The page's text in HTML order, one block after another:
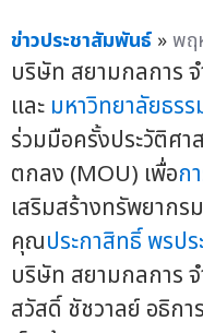
ข่าวประชาสัมพันธ์ »พฤ
บริษัท สยามกลการ
และ มหาวิทยาลัยธร
ร่วมมือครั้งประวัติศ
ตกลง (MOU) เพื่อก
เสริมสร้างทรัพยาก
คุณประกาสิทธิ์ พรปร
บริษัท สยามกลการ
สวัสดิ์ ชัชวาลย์ อธิก